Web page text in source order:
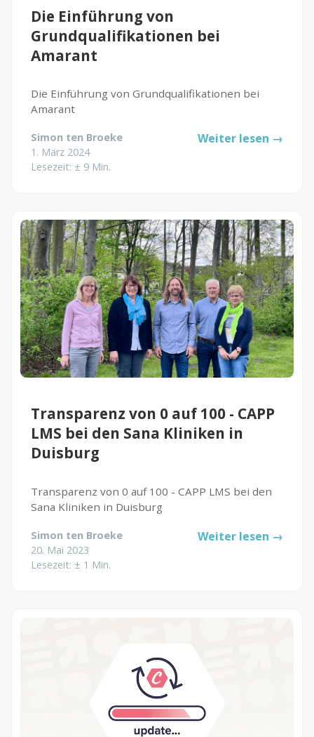
Die Einführung von
Grundqualifikationen bei
Amarant
Die Einführung von Grundqualifikationen bei
Amarant
Simon ten Broeke
1. März 2024
Lesezeit: ± 9 Min.
Weiter lesen →
Transparenz von 0 auf 100 - CAPP
LMS bei den Sana Kliniken in
Duisburg
Transparenz von 0 auf 100 - CAPP LMS bei den
Sana Kliniken in Duisburg
Simon ten Broeke
20. Mai 2023
Lesezeit: ± 1 Min.
Weiter lesen →